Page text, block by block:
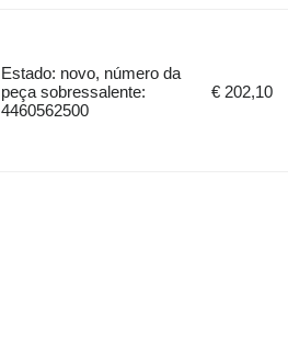
Estado: novo, número da
peça sobressalente:
4460562500
€ 202,10